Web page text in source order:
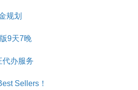
规划
9天7晚
代办服务
Sellers！